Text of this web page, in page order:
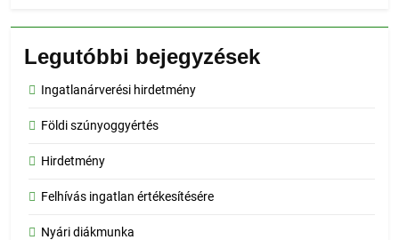
Legutóbbi bejegyzések
Ingatlanárverési hirdetmény
Földi szúnyoggyértés
Hirdetmény
Felhívás ingatlan értékesítésére
Nyári diákmunka